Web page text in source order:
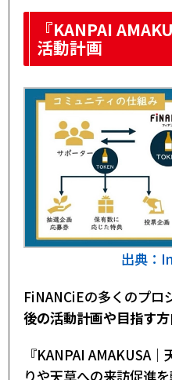
『KANPAI
活動計画
出典：
FiNANCiEの多くのプロ
後の活動計画や目指す
『KANPAI AMAKUSA
りや天草への来訪促進